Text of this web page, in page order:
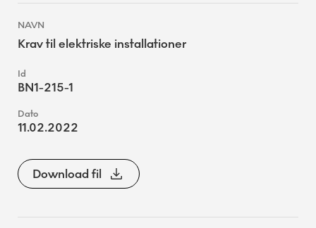
Krav til elektriske installationer
BN1-215-1
11.02.2022
Download fil